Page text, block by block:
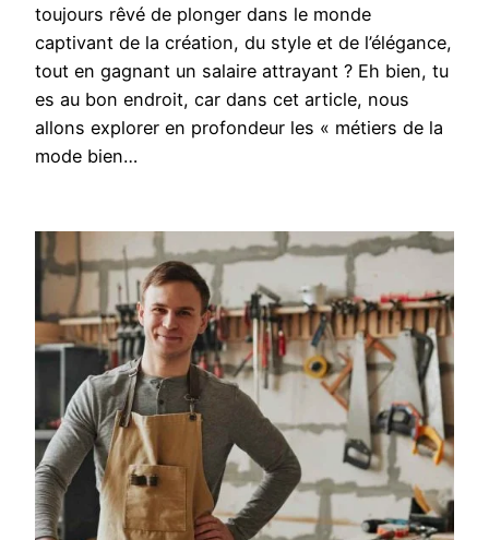
toujours rêvé de plonger dans le monde
captivant de la création, du style et de l’élégance,
tout en gagnant un salaire attrayant ? Eh bien, tu
es au bon endroit, car dans cet article, nous
allons explorer en profondeur les « métiers de la
mode bien…